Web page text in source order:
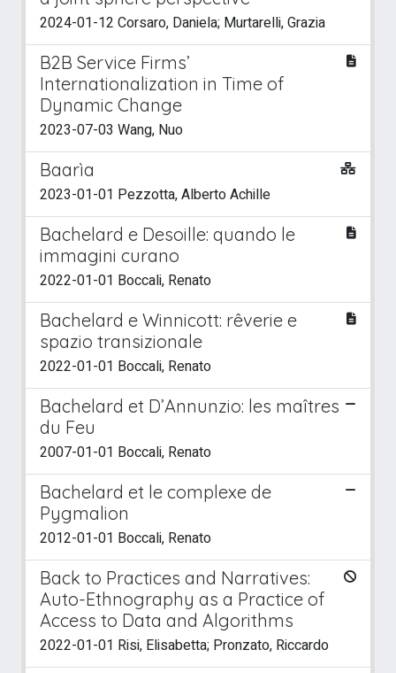
2024-01-12 Corsaro, Daniela; Murtarelli, Grazia
B2B Service Firms’
Internationalization in Time of
Dynamic Change
2023-07-03 Wang, Nuo
Baarìa
2023-01-01 Pezzotta, Alberto Achille
Bachelard e Desoille: quando le
immagini curano
2022-01-01 Boccali, Renato
Bachelard e Winnicott: rêverie e
spazio transizionale
2022-01-01 Boccali, Renato
Bachelard et D’Annunzio: les maîtres
du Feu
2007-01-01 Boccali, Renato
Bachelard et le complexe de
Pygmalion
2012-01-01 Boccali, Renato
Back to Practices and Narratives:
Auto-Ethnography as a Practice of
Access to Data and Algorithms
2022-01-01 Risi, Elisabetta; Pronzato, Riccardo